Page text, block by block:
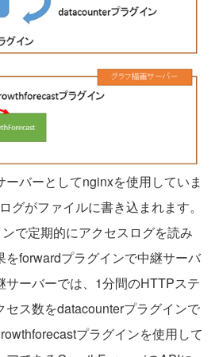
バーとしてnginxを使用していま
グがファイルに書き込まれます。
で定期的にアクセスログを読み
をforwardプラグインで中継サーバ
サーバーでは、1分間のHTTPステ
セス数をdatacounterプラグインで
プラグインを使用して